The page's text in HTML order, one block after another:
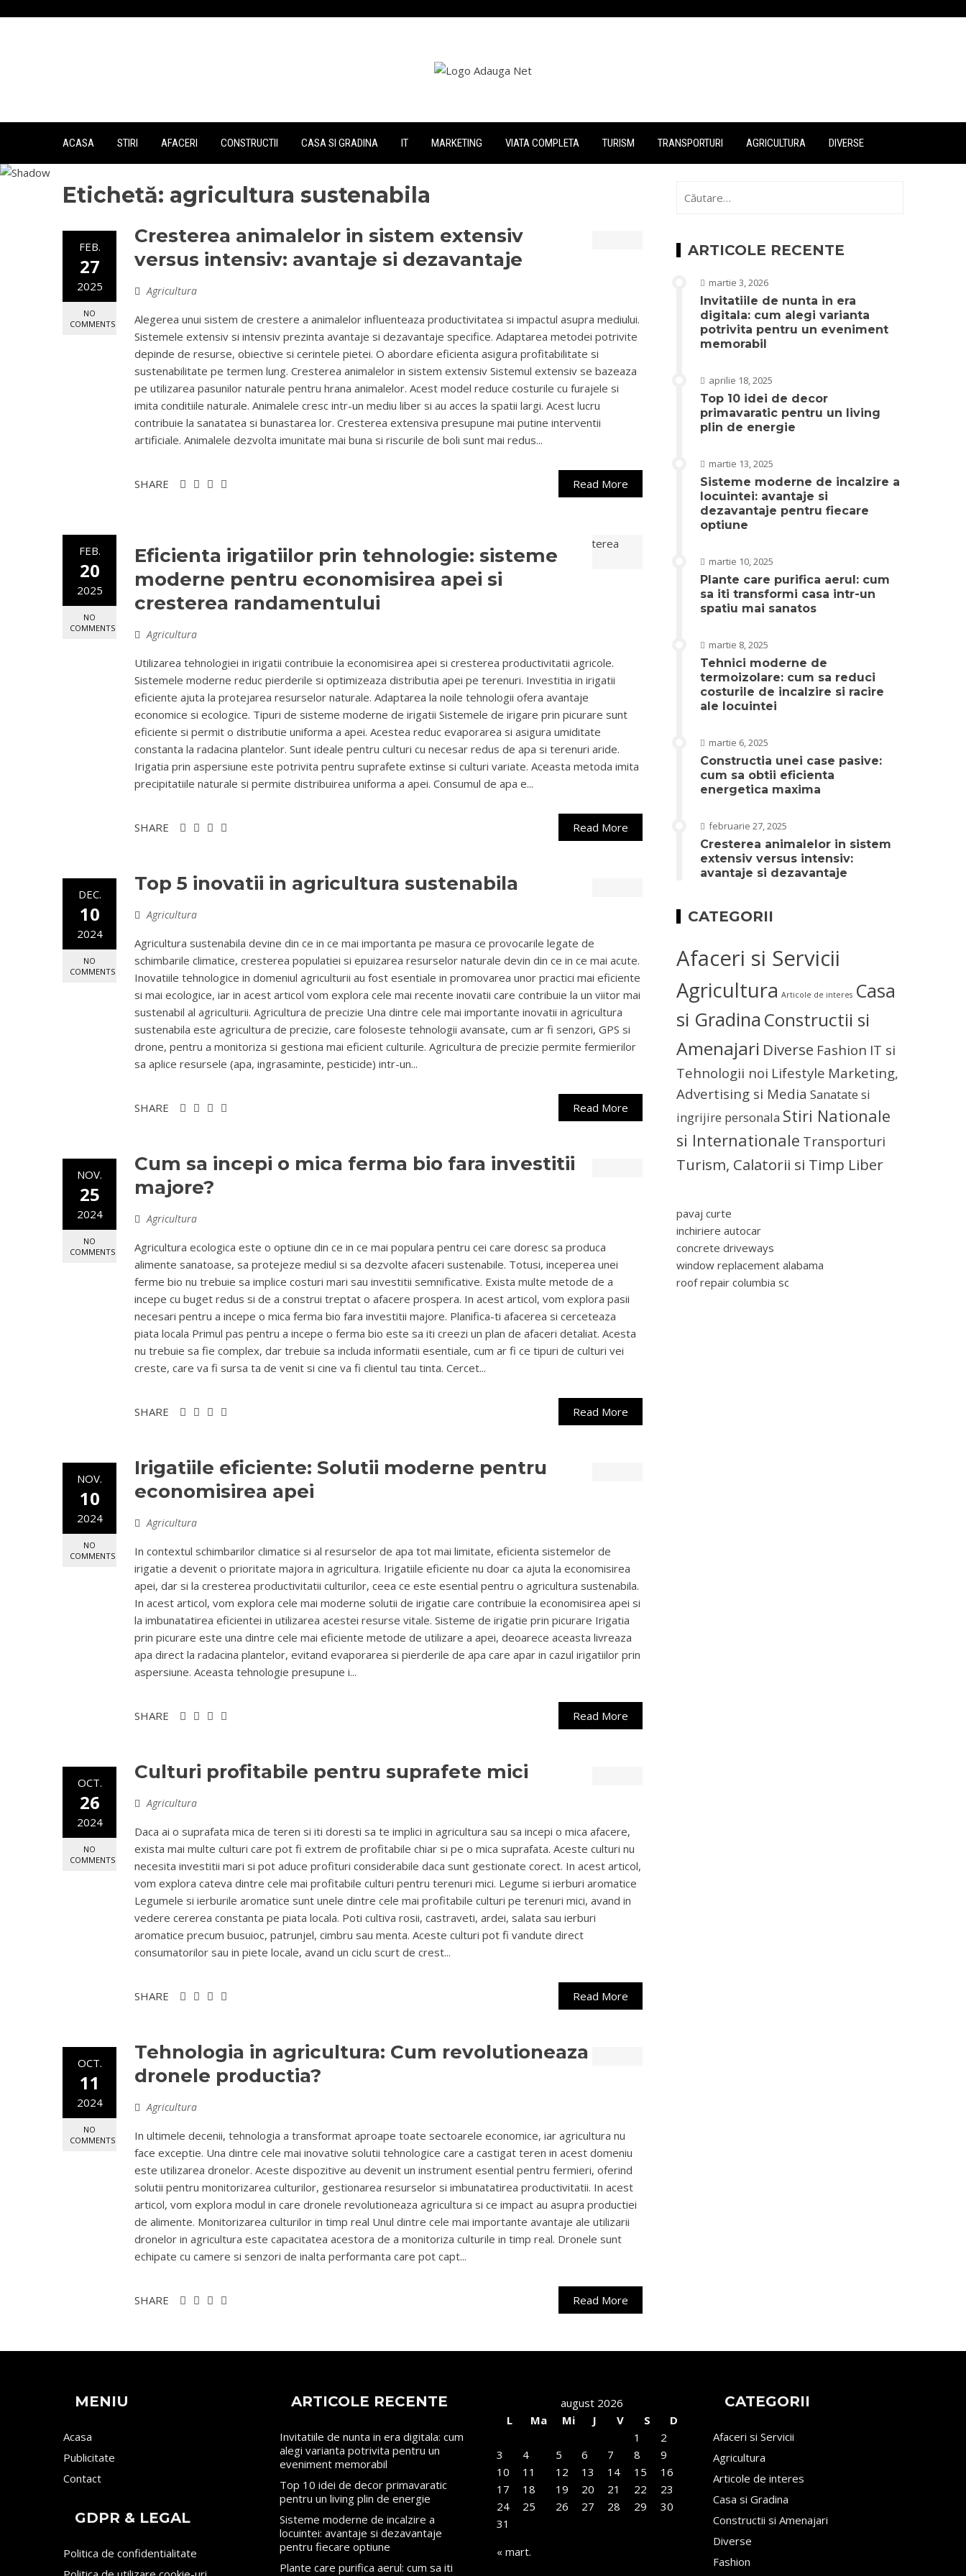
ACASA STIRI AFACERI CONSTRUCTII CASA SI GRADINA IT MARKETING VIATA COMPLETA TURISM TRANSPORTURI AGRICULTURA DIVERSE
Etichetă: agricultura sustenabila
FEB.
27
2025
NO
COMMENTS
Cresterea animalelor in sistem extensiv
versus intensiv: avantaje si dezavantaje
Agricultura
Alegerea unui sistem de crestere a animalelor influenteaza productivitatea si impactul asupra mediului.
Sistemele extensiv si intensiv prezinta avantaje si dezavantaje specifice. Adaptarea metodei potrivite
depinde de resurse, obiective si cerintele pietei. O abordare eficienta asigura profitabilitate si
sustenabilitate pe termen lung. Cresterea animalelor in sistem extensiv Sistemul extensiv se bazeaza
pe utilizarea pasunilor naturale pentru hrana animalelor. Acest model reduce costurile cu furajele si
imita conditiile naturale. Animalele cresc intr-un mediu liber si au acces la spatii largi. Acest lucru
contribuie la sanatatea si bunastarea lor. Cresterea extensiva presupune mai putine interventii
artificiale. Animalele dezvolta imunitate mai buna si riscurile de boli sunt mai redus...
Read More
SHARE
FEB.
20
2025
NO
COMMENTS
Eficienta irigatiilor prin tehnologie: sisteme
moderne pentru economisirea apei si
cresterea randamentului
Agricultura
Utilizarea tehnologiei in irigatii contribuie la economisirea apei si cresterea productivitatii agricole.
Sistemele moderne reduc pierderile si optimizeaza distributia apei pe terenuri. Investitia in irigatii
eficiente ajuta la protejarea resurselor naturale. Adaptarea la noile tehnologii ofera avantaje
economice si ecologice. Tipuri de sisteme moderne de irigatii Sistemele de irigare prin picurare sunt
eficiente si permit o distributie uniforma a apei. Acestea reduc evaporarea si asigura umiditate
constanta la radacina plantelor. Sunt ideale pentru culturi cu necesar redus de apa si terenuri aride.
Irigatia prin aspersiune este potrivita pentru suprafete extinse si culturi variate. Aceasta metoda imita
precipitatiile naturale si permite distribuirea uniforma a apei. Consumul de apa e...
Read More
SHARE
DEC.
10
2024
NO
COMMENTS
Top 5 inovatii in agricultura sustenabila
Agricultura
Agricultura sustenabila devine din ce in ce mai importanta pe masura ce provocarile legate de
schimbarile climatice, cresterea populatiei si epuizarea resurselor naturale devin din ce in ce mai acute.
Inovatiile tehnologice in domeniul agriculturii au fost esentiale in promovarea unor practici mai eficiente
si mai ecologice, iar in acest articol vom explora cele mai recente inovatii care contribuie la un viitor mai
sustenabil al agriculturii. Agricultura de precizie Una dintre cele mai importante inovatii in agricultura
sustenabila este agricultura de precizie, care foloseste tehnologii avansate, cum ar fi senzori, GPS si
drone, pentru a monitoriza si gestiona mai eficient culturile. Agricultura de precizie permite fermierilor
sa aplice resursele (apa, ingrasaminte, pesticide) intr-un...
Read More
SHARE
NOV.
25
2024
NO
COMMENTS
Cum sa incepi o mica ferma bio fara investitii
majore?
Agricultura
Agricultura ecologica este o optiune din ce in ce mai populara pentru cei care doresc sa produca
alimente sanatoase, sa protejeze mediul si sa dezvolte afaceri sustenabile. Totusi, inceperea unei
ferme bio nu trebuie sa implice costuri mari sau investitii semnificative. Exista multe metode de a
incepe cu buget redus si de a construi treptat o afacere prospera. In acest articol, vom explora pasii
necesari pentru a incepe o mica ferma bio fara investitii majore. Planifica-ti afacerea si cerceteaza
piata locala Primul pas pentru a incepe o ferma bio este sa iti creezi un plan de afaceri detaliat. Acesta
nu trebuie sa fie complex, dar trebuie sa includa informatii esentiale, cum ar fi ce tipuri de culturi vei
creste, care va fi sursa ta de venit si cine va fi clientul tau tinta. Cercet...
Read More
SHARE
NOV.
10
2024
NO
COMMENTS
Irigatiile eficiente: Solutii moderne pentru
economisirea apei
Agricultura
In contextul schimbarilor climatice si al resurselor de apa tot mai limitate, eficienta sistemelor de
irigatie a devenit o prioritate majora in agricultura. Irigatiile eficiente nu doar ca ajuta la economisirea
apei, dar si la cresterea productivitatii culturilor, ceea ce este esential pentru o agricultura sustenabila.
In acest articol, vom explora cele mai moderne solutii de irigatie care contribuie la economisirea apei si
la imbunatatirea eficientei in utilizarea acestei resurse vitale. Sisteme de irigatie prin picurare Irigatia
prin picurare este una dintre cele mai eficiente metode de utilizare a apei, deoarece aceasta livreaza
apa direct la radacina plantelor, evitand evaporarea si pierderile de apa care apar in cazul irigatiilor prin
aspersiune. Aceasta tehnologie presupune i...
Read More
SHARE
OCT.
26
2024
NO
COMMENTS
Culturi profitabile pentru suprafete mici
Agricultura
Daca ai o suprafata mica de teren si iti doresti sa te implici in agricultura sau sa incepi o mica afacere,
exista mai multe culturi care pot fi extrem de profitabile chiar si pe o mica suprafata. Aceste culturi nu
necesita investitii mari si pot aduce profituri considerabile daca sunt gestionate corect. In acest articol,
vom explora cateva dintre cele mai profitabile culturi pentru terenuri mici. Legume si ierburi aromatice
Legumele si ierburile aromatice sunt unele dintre cele mai profitabile culturi pe terenuri mici, avand in
vedere cererea constanta pe piata locala. Poti cultiva rosii, castraveti, ardei, salata sau ierburi
aromatice precum busuioc, patrunjel, cimbru sau menta. Aceste culturi pot fi vandute direct
consumatorilor sau in piete locale, avand un ciclu scurt de crest...
Read More
SHARE
OCT.
11
2024
NO
COMMENTS
Tehnologia in agricultura: Cum revolutioneaza
dronele productia?
Agricultura
In ultimele decenii, tehnologia a transformat aproape toate sectoarele economice, iar agricultura nu
face exceptie. Una dintre cele mai inovative solutii tehnologice care a castigat teren in acest domeniu
este utilizarea dronelor. Aceste dispozitive au devenit un instrument esential pentru fermieri, oferind
solutii pentru monitorizarea culturilor, gestionarea resurselor si imbunatatirea productivitatii. In acest
articol, vom explora modul in care dronele revolutioneaza agricultura si ce impact au asupra productiei
de alimente. Monitorizarea culturilor in timp real Unul dintre cele mai importante avantaje ale utilizarii
dronelor in agricultura este capacitatea acestora de a monitoriza culturile in timp real. Dronele sunt
echipate cu camere si senzori de inalta performanta care pot capt...
Read More
SHARE
după:
ARTICOLE RECENTE
martie 3, 2026
Invitatiile de nunta in era
digitala: cum alegi varianta
potrivita pentru un eveniment
memorabil
aprilie 18, 2025
Top 10 idei de decor
primavaratic pentru un living
plin de energie
martie 13, 2025
Sisteme moderne de incalzire a
locuintei: avantaje si
dezavantaje pentru fiecare
optiune
martie 10, 2025
Plante care purifica aerul: cum
sa iti transformi casa intr-un
spatiu mai sanatos
martie 8, 2025
Tehnici moderne de
termoizolare: cum sa reduci
costurile de incalzire si racire
ale locuintei
martie 6, 2025
Constructia unei case pasive:
cum sa obtii eficienta
energetica maxima
februarie 27, 2025
Cresterea animalelor in sistem
extensiv versus intensiv:
avantaje si dezavantaje
CATEGORII
Afaceri si Servicii
Agricultura Articole de interes Casa
si Gradina Constructii si
Amenajari Diverse Fashion IT si
Tehnologii noi Lifestyle Marketing,
Advertising si Media Sanatate si
ingrijire personala Stiri Nationale
si Internationale Transporturi
Turism, Calatorii si Timp Liber
pavaj curte
inchiriere autocar
concrete driveways
window replacement alabama
roof repair columbia sc
MENIU
Acasa
Publicitate
Contact
GDPR & LEGAL
Politica de confidentialitate
ARTICOLE RECENTE
Invitatiile de nunta in era digitala: cum
alegi varianta potrivita pentru un
eveniment memorabil
Top 10 idei de decor primavaratic
pentru un living plin de energie
Sisteme moderne de incalzire a
locuintei: avantaje si dezavantaje
pentru fiecare optiune
Plante care purifica aerul: cum sa iti
august 2026
L
Ma Mi J V S
D
1
2
3
4 5 6 7 8
9
10
11 12 13 14 15
16
17
18 19 20 21 22
23
24
25 26 27 28 29
30
31
« mart.
CATEGORII
Afaceri si Servicii
Agricultura
Articole de interes
Casa si Gradina
Constructii si Amenajari
Diverse
Fashion